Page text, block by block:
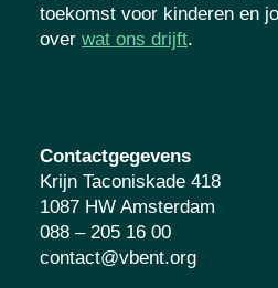
toekomst voor kinderen en
over wat ons drijft.
Contactgegevens
Krijn Taconiskade 418
1087 HW Amsterdam
088 – 205 16 00
contact@vbent.org